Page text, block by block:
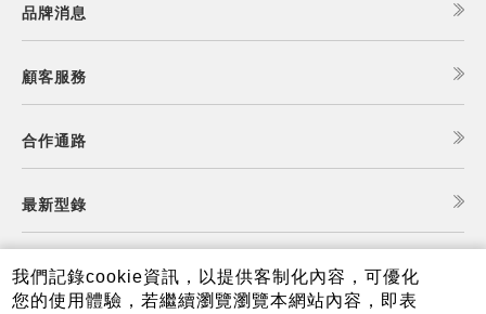
品牌消息
顧客服務
合作通路
最新型錄
食譜查詢
我們記錄cookie資訊，以提供客制化內容，可優化
您的使用體驗，若繼續瀏覽瀏覽本網站內容，即表